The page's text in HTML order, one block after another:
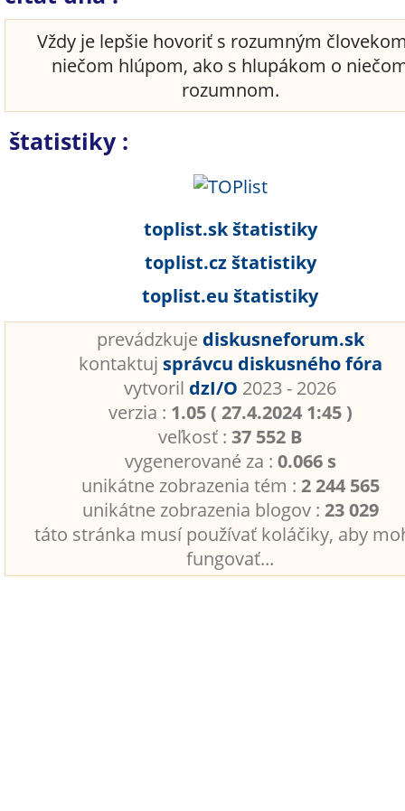
Vždy je lepšie hovoriť s rozumným
niečom hlúpom, ako s hlupákom o
rozumnom.
štatistiky :
toplist.sk štatistiky
toplist.cz štatistiky
toplist.eu štatistiky
prevádzkuje diskusneforum.sk
kontaktuj správcu diskusného fóra
vytvoril dzI/O 2023 - 2026
verzia : 1.05 ( 27.4.2024 1:45 )
veľkosť :37 552 B
vygenerované za : 0.066 s
unikátne zobrazenia tém : 2 244 565
unikátne zobrazenia blogov : 23 029
táto stránka musí používať koláčiky, aby
fungovať...